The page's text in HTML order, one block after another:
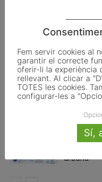
La UE
de
afecten
El Pla de
urbana
Fem servir cookies al
garantir el correcte
oferir-li la experiència
rellevant. Al clicar a
TOTES les cookies.
configurar-les a
Sí,